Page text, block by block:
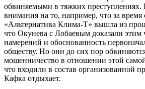
обвиняемыми в тяжких преступлениях.
внимания на то, например, что за
«Альтернатива Клима-Т» вышла из
что Окунева с Лобаевым доказали этим
намерений и обоснованность
обществу. Но они до сих пор
мошенничество в отношении этой
что входили в состав организованной
Кафка отдыхает.